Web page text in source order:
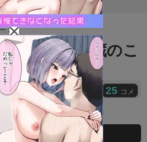
M
u
t
e
>
きな人は武蔵のこ
なの？
25 コメ